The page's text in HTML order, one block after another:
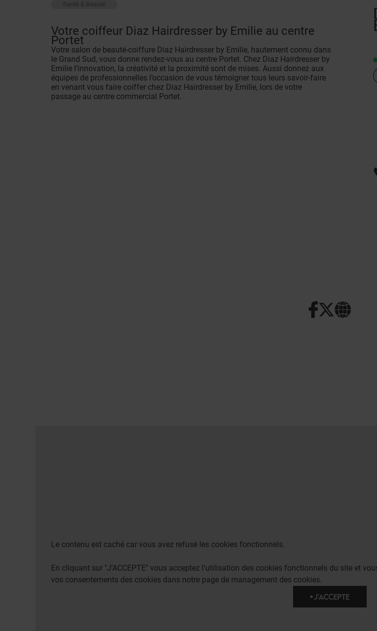
Santé & Beauté
Votre coiffeur Diaz Hairdresser by Emilie au centre
Portet
Votre salon de beauté-coiffure Diaz Hairdresser by Emilie, hautement connu dans
le Grand Sud, vous donne rendez-vous au centre Portet. Chez Diaz Hairdresser by
Emilie l’innovation, la créativité et la proximité sont de mises. Aussi donnez aux
équipes de professionnelles l’occasion de vous témoigner tous leurs savoir-faire
en venant vous faire coiffer chez Diaz Hairdresser by Emilie, lors de votre
passage au centre commercial Portet.
Le contenu est caché car vous avez refusé les cookies fonctionnels.
En cliquant sur "J'ACCEPTE" vous acceptez l'utilisation des cookies fonctionnels du site et
vos consentements des cookies dans notre page de management des cookies.
J'ACCEPTE